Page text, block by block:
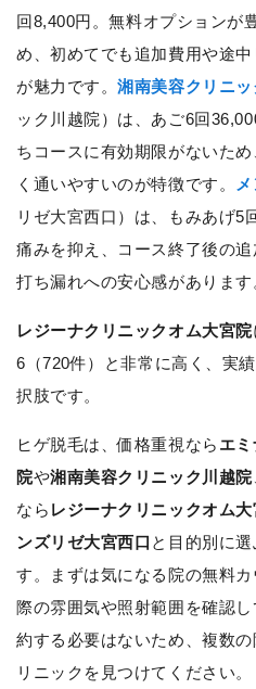
回8,400円。無料オプションが
め、初めてでも追加費用や途
が魅力です。湘南美容クリニ
ック川越院）は、あご6回
ちコースに有効期限がないた
く通いやすいのが特徴です。
リゼ大宮西口）は、もみあげ5
痛みを抑え、コース終了後の追
打ち漏れへの安心感があります
レジーナクリニックオム大宮院
6（720件）と非常に高く、実
択肢です。
ヒゲ脱毛は、価格重視なら エ
院や湘南美容クリニック川越院
なら レジーナクリニックオム
ンズリゼ大宮西口 と目的別に
す。まずは気になる院の無料
際の雰囲気や照射範囲を確認
約する必要はないため、複数
リニックを見つけてください。